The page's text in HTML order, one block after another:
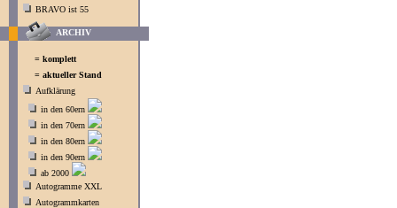
BRAVO ist 55
ARCHIV
= komplett
= aktueller Stand
Aufklärung
in den 60ern
in den 70ern
in den 80ern
in den 90ern
ab 2000
Autogramme XXL
Autogrammkarten